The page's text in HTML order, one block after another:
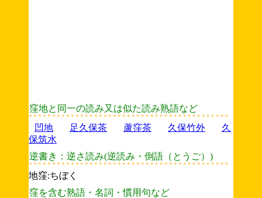
窪地と同一の読み又は似た読み熟語など
凹地
足久保茶 蘆窪茶 久保竹外
久
保筑水
逆書き：逆さ読み(逆読み・倒語（とうご）)
地窪:ちぼく
窪を含む熟語・名詞・慣用句など